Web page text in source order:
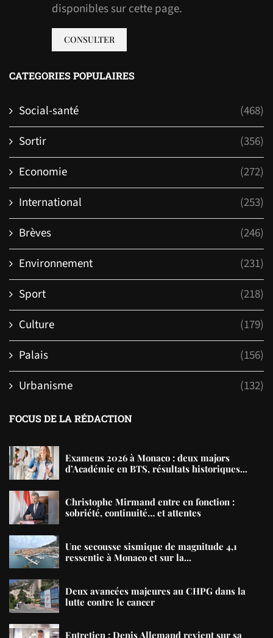
disponibles sur cette page.
CONSULTER
CATEGORIES POPULAIRES
Social-santé
(468)
Sortir
(356)
Economie
(272)
International
(253)
Brèves
(246)
Environnement
(231)
Sport
(218)
Culture
(179)
Palais
(156)
Urbanisme
(132)
FOCUS DE LA RÉDACTION
Examens 2026 à Monaco : deux majors
d’Académie en BTS, résultats historiques...
Christophe Mirmand entre en fonction :
sobriété, continuité… et attentes
Une secousse sismique de magnitude 4,1
ressentie à Monaco et sur la...
Deux avancées majeures au CHPG dans la
lutte contre le cancer
Entretien : Denis Allemand revient sur sa